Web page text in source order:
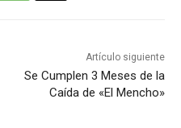
Artículo siguiente
Se Cumplen 3 Meses de la
Caída de «El Mencho»